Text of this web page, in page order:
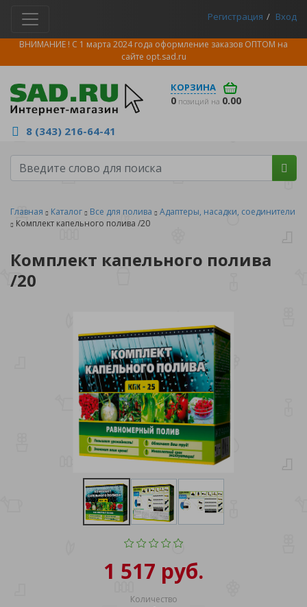
Регистрация Вход
ВНИМАНИЕ ! С 1 марта 2024 года оформление заказов ОПТОМ на
сайте opt.sad.ru
КОРЗИНА
0 позиций на 0.00
8 (343) 216-64-41
Главная Каталог Все для полива
Адаптеры, насадки, соединители
Комплект капельного полива /20
Комплект капельного полива
/20
1 517 руб.
Количество